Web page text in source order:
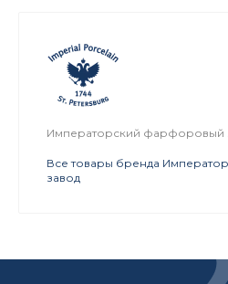
Императорский фарфоровый
Все товары бренда
завод